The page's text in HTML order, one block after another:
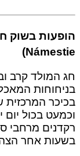
קרב ובא
המאכלים
המרכזית של
בכול יום
מרחבי
אחר